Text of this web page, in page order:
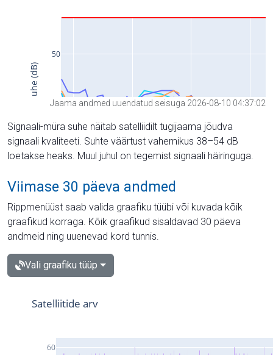
Jaama andmed uuendatud seisuga 2026-08-10 04:37:02
Signaali-müra suhe näitab satelliidilt tugijaama jõudva
signaali kvaliteeti. Suhte väärtust vahemikus 38–54 dB
loetakse heaks. Muul juhul on tegemist signaali häiringuga.
Viimase 30 päeva andmed
Rippmenüüst saab valida graafiku tüübi või kuvada kõik
graafikud korraga. Kõik graafikud sisaldavad 30 päeva
andmeid ning uuenevad kord tunnis.
Vali graafiku tüüp
60
Satelliitide arv